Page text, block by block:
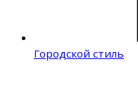
Городской стиль